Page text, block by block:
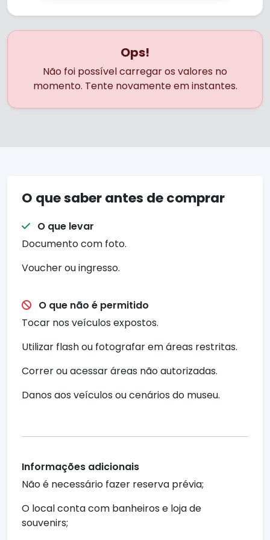
Ops!
Não foi possível carregar os valores no
momento. Tente novamente em instantes.
O que saber antes de comprar
O que levar
Documento com foto.
Voucher ou ingresso.
O que não é permitido
Tocar nos veículos expostos.
Utilizar flash ou fotografar em áreas restritas.
Correr ou acessar áreas não autorizadas.
Danos aos veículos ou cenários do museu.
Informações adicionais
Não é necessário fazer reserva prévia;
O local conta com banheiros e loja de
souvenirs;